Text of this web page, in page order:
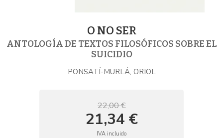
O NO SER
ANTOLOGÍA DE TEXTOS FILOSÓFICOS SOBRE EL
SUICIDIO
PONSATÍ-MURLÁ, ORIOL
22,00 €
21,34 €
IVA incluido